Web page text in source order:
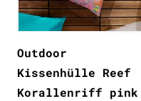
Outdoor
Kissenhülle Reef
Korallenriff pink